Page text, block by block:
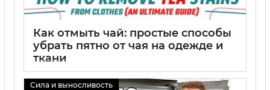
Как отмыть чай: простые способы
убрать пятно от чая на одежде и
ткани
Сила и выносливость